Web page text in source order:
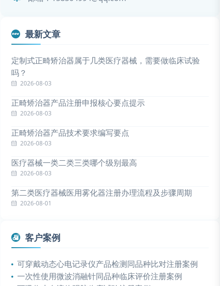
最新文章
定制式正畸矫治器属于几类医疗器械，需要做临床试验
吗？
2026-08-03
正畸矫治器产品注册申报核心要点提示
2026-08-03
正畸矫治器产品技术要求编写要点
2026-08-03
医疗器械一类二类三类哪个级别最高
2026-08-03
第二类医疗器械医用雾化器注册办理流程及步骤周期
2026-08-01
客户案例
可穿戴动态心电记录仪产品检测同品种比对注册案例
一次性使用微波消融针同品种临床评价注册案例